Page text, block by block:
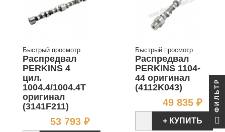
Быстрый просмотр
Распредвал
PERKINS 4
цил.
1004.4/1004.4T
оригинал
(3141F211)
53 793 ₽Цена
Быстрый просмотр
Распредвал
PERKINS 1104-
44 оригинал
(4112K043)
49 835 ₽
+ КУПИТЬ
ФИЛЬТР